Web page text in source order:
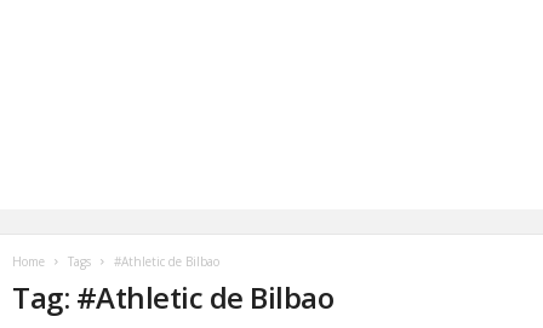
Home Tags #Athletic de Bilbao
Tag: #Athletic de Bilbao